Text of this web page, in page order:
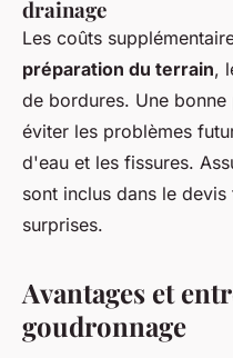
drainage
Les coûts
préparation du terrain,
de bordures. Une
éviter les problèmes
d'eau et les fissures.
sont inclus dans le
surprises.
Avantages et
goudronnage